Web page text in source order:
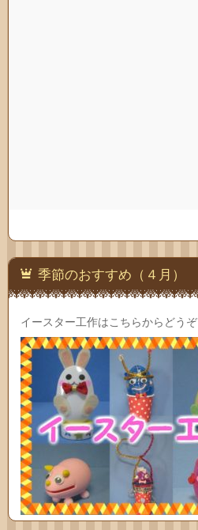
季節のおすすめ（４月）
イースター工作はこちらからどうぞ